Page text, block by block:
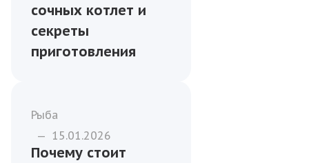
сочных котлет и
секреты
приготовления
Рыба
— 15.01.2026
Почему стоит